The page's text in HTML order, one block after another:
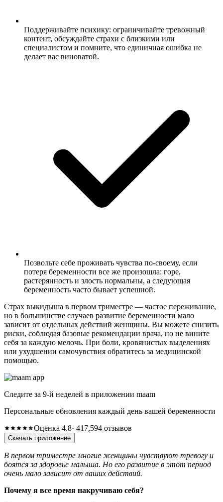
Поддерживайте психику: ограничивайте тревожный
контент, обсуждайте страхи с близкими или
специалистом и помните, что единичная ошибка не
делает вас виноватой.
Позвольте себе проживать чувства по-своему, если
потеря беременности все же произошла: горе,
растерянность и злость нормальны, а следующая
беременность часто бывает успешной.
Страх выкидыша в первом триместре — частое переживание,
но в большинстве случаев развитие беременности мало
зависит от отдельных действий женщины. Вы можете снизить
риски, соблюдая базовые рекомендации врача, но не вините
себя за каждую мелочь. При боли, кровянистых выделениях
или ухудшении самочувствия обратитесь за медицинской
помощью.
Следите за 9-й неделей в приложении maam
Персональные обновления каждый день вашей беременности
Оценка 4.8· 417,594 отзывов
Скачать приложение
В первом триместре многие женщины чувствуют тревогу и
боятся за здоровье малыша. Но его развитие в этот период
очень мало зависит от ваших действий.
Почему я все время накручиваю себя?